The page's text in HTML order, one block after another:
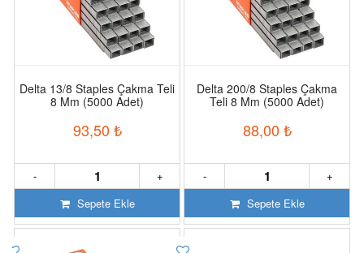
Delta 13/8 Staples Çakma Teli
8 Mm (5000 Adet)
93,50 ₺
+
-
Sepete Ekle
Delta 200/8 Staples Çakma
Teli 8 Mm (5000 Adet)
88,00 ₺
+
-
Sepete Ekle